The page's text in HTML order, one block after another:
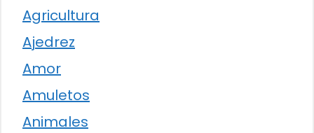
Agricultura
Ajedrez
Amor
Amuletos
Animales